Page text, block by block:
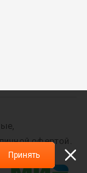
Принять
офертой.